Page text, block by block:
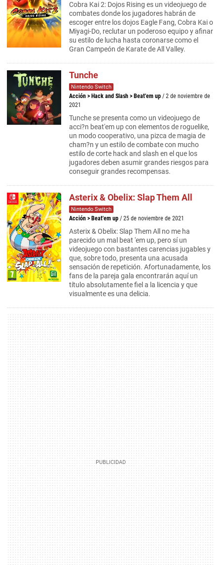
Cobra Kai 2: Dojos Rising es un videojuego de
combates donde los jugadores habrán de
escoger entre los dojos Eagle Fang, Cobra Kai o
Miyagi-Do, reclutar un poderoso equipo y afinar
su estilo de lucha hasta coronarse como el
Gran Campeón de Karate de All Valley.
Tunche
Nintendo Switch
Acción > Hack and Slash > Beat'em up / 2 de noviembre de
2021
Tunche se presenta como un videojuego de
acci?n beat'em up con elementos de roguelike,
un modo cooperativo, una pizca de magia de
cham?n y un estilo de combate con mucho
estilo de corte hack and slash en el que los
jugadores deben asumir grandes riesgos para
conseguir grandes recompensas.
Asterix & Obelix: Slap Them All
Nintendo Switch
Acción > Beat'em up / 25 de noviembre de 2021
Asterix & Obelix: Slap Them All no me ha
parecido un mal beat 'em up, pero sí un
videojuego con bastantes carencias jugables y
que, sobre todo, presenta una acusada
sensación de repetición. Afortunadamente, los
fans de la pareja gala encontrarán aquí un
título absolutamente fiel a la licencia y que
visualmente es una delicia.